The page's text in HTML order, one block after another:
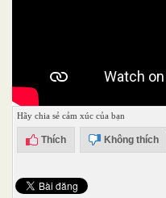
Hãy chia sẻ cảm xúc của bạn
Thích Không thích